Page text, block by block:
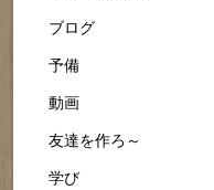
ブログ
予備
動画
友達を作ろ～
学び